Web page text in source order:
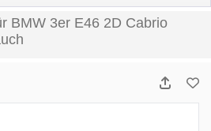
BMW 3er E46 2D Cabrio